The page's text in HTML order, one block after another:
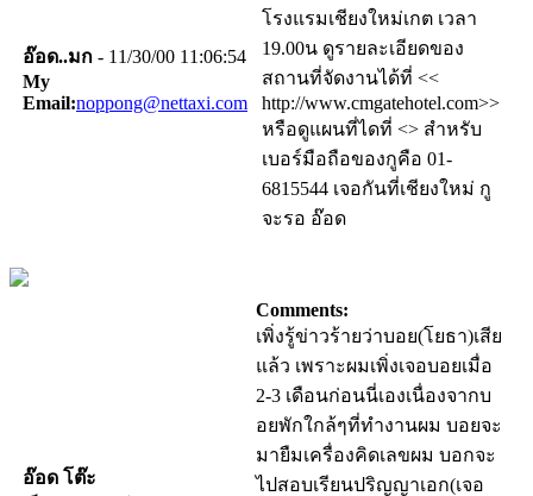
อ๊อด..มก - 11/30/00 11:06:54
My
Email:noppong@nettaxi.com
โรงแรมเชียงใหม่เกต เวลา
19.00น ดูรายละเอียดของ
สถานที่จัดงานได้ที่ <<
http://www.cmgatehotel.com>>
หรือดูแผนที่ไดที่ <> สำหรับ
เบอร์มือถือของกูคือ 01-
6815544 เจอกันที่เชียงใหม่ กู
จะรอ อ๊อด
อ๊อด โต๊ะ
Comments:
เพิ่งรู้ข่าวร้ายว่าบอย(โยธา)เสีย
แล้ว เพราะผมเพิ่งเจอบอยเมื่อ
2-3 เดือนก่อนนี่เองเนื่องจากบ
อยพักใกล้ๆที่ทำงานผม บอยจะ
มายืมเครื่องคิดเลขผม บอกจะ
ไปสอบเรียนปริญญาเอก(เจอ